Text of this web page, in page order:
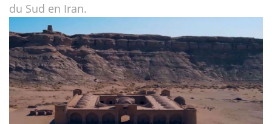
du Sud en Iran.